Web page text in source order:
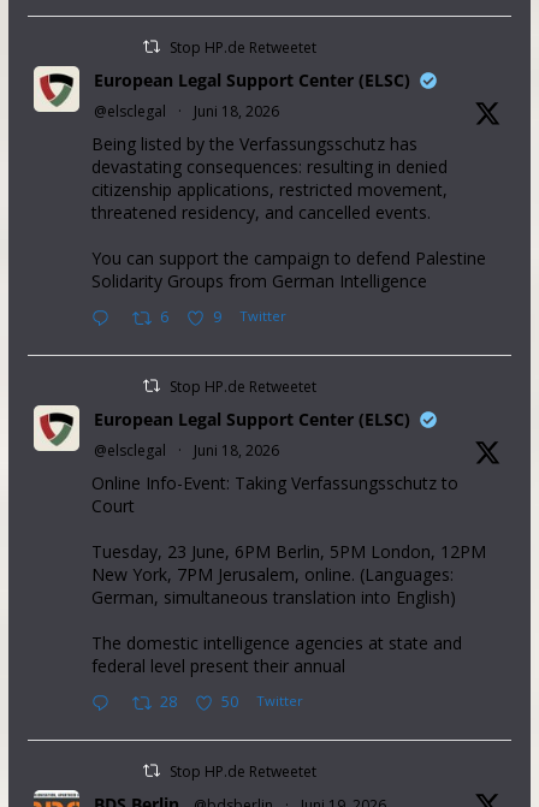
Stop HP.de Retweetet
European Legal Support Center (ELSC)
@elsclegal · Juni 18, 2026
Being listed by the Verfassungsschutz has
devastating consequences: resulting in denied
citizenship applications, restricted movement,
threatened residency, and cancelled events.
You can support the campaign to defend Palestine
Solidarity Groups from German Intelligence
6 9 Twitter
Stop HP.de Retweetet
European Legal Support Center (ELSC)
@elsclegal · Juni 18, 2026
Online Info-Event: Taking Verfassungsschutz to
Court
Tuesday, 23 June, 6PM Berlin, 5PM London, 12PM
New York, 7PM Jerusalem, online. (Languages:
German, simultaneous translation into English)
The domestic intelligence agencies at state and
federal level present their annual
28 50 Twitter
Stop HP.de Retweetet